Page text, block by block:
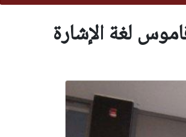
لغة الإشارة